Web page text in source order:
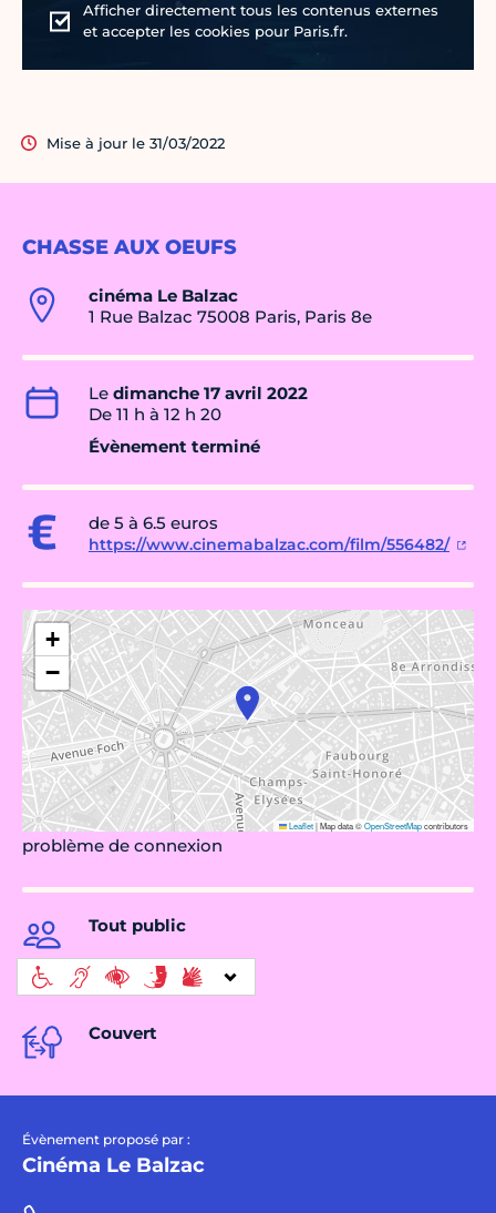
CHASSE AUX OEUFS
cinéma Le Balzac
1 Rue Balzac 75008 Paris, Paris 8e
Le dimanche 17 avril 2022
De 11 h à 12 h 20
Évènement terminé
de 5 à 6.5 euros
https://www.cinemabalzac.com/film/556482/
+
−
Leaflet|Map data ©OpenStreetMapcontributors
problème de connexion
Tout public
Couvert
Évènement proposé par :
Cinéma Le Balzac
Afficher directement tous les contenus externes
et accepter les cookies pour Paris.fr.
Mise à jour le 31/03/2022